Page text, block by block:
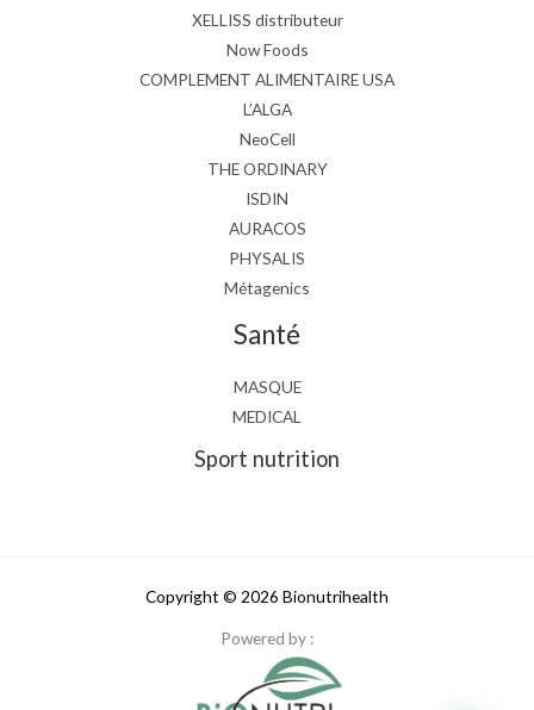
XELLISS distributeur
Now Foods
COMPLEMENT ALIMENTAIRE USA
L’ALGA
NeoCell
THE ORDINARY
ISDIN
AURACOS
PHYSALIS
Métagenics
Santé
MASQUE
MEDICAL
Sport nutrition
Copyright © 2026 Bionutrihealth
Powered by :